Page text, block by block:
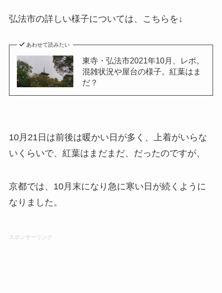
弘法市の詳しい様子については、こちらを↓
あわせて読みたい
東寺・弘法市2021年10月、レポ。
混雑状況や屋台の様子。紅葉はま
だ？
10月21日は前後は暖かい日が多く、上着がいらな
いくらいで、紅葉はまだまだ、だったのですが、
京都では、10月末になり急に寒い日が続くように
なりました。
スポンサーリンク